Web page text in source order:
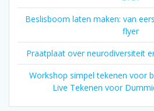
Beslisboom laten maken: van
flyer
Praatplaat over neurodiversiteit
Workshop simpel tekenen voor
Live Tekenen voor